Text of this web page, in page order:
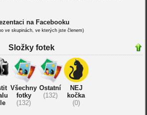
na Facebooku
ve skupinách, ve kterých jste členem)
Složky fotek
Všechny
fotky
(132)
Ostatní
(132)
NEJ
kočka
(0)